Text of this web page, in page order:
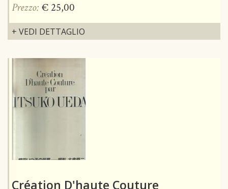
Prezzo: € 25,00
+ VEDI DETTAGLIO
Création D'haute Couture